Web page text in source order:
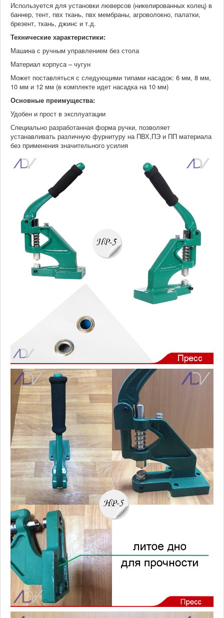
Используется для установки люверсов (никелированных колец) в
баннер, тент, пвх ткань, пвх мембраны, агроволокно, палатки,
брезент, ткань, джинс и т.д.
Технические характеристики:
Машина с ручным управлением без стола
Материал корпуса – чугун
Может поставляться с следующими типами насадок: 6 мм, 8 мм,
10 мм и 12 мм (в комплекте идет насадка на 10 мм)
Основные преимущества:
Удобен и прост в эксплуатации
Специально разработанная форма ручки, позволяет
устанавливать различную фурнитуру на ПВХ,ПЭ и ПП материала
без применения значительного усилия